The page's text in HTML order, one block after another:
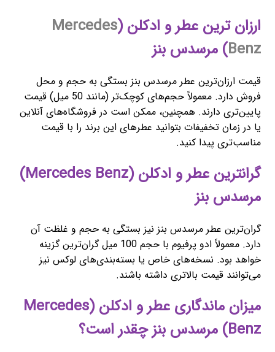
ارزان ترین عطر و ادکلن (Mercedes
Benz) مرسدس بنز
قیمت ارزان‌ترین عطر مرسدس بنز بستگی به حجم و محل
فروش دارد. معمولاً حجم‌های کوچک‌تر (مانند 50 میل) قیمت
پایین‌تری دارند. همچنین، ممکن است در فروشگاه‌های آنلاین
یا در زمان تخفیفات بتوانید عطرهای این برند را با قیمت
مناسب‌تری پیدا کنید.
گرانترین عطر و ادکلن (Mercedes Benz)
مرسدس بنز
گران‌ترین عطر مرسدس بنز نیز بستگی به حجم و غلظت آن
دارد. معمولاً ادو پرفیوم با حجم 100 میل گران‌ترین گزینه
خواهد بود. نسخه‌های خاص یا بسته‌بندی‌های لوکس نیز
می‌توانند قیمت بالاتری داشته باشند.
میزان ماندگاری عطر و ادکلن (Mercedes
Benz) مرسدس بنز چقدر است؟